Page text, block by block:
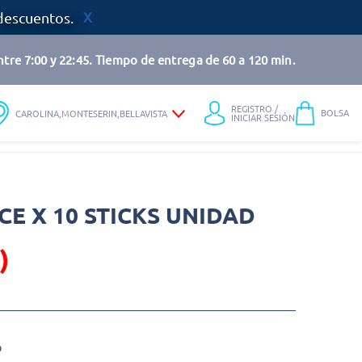
7:00 y 22:45. Tiempo de entrega de 60 a 120 min.
CAROLINA,MONTESERIN,BELLAVISTA REGISTRO /
INICIAR SESIÓN BOLSA
X 10 STICKS UNIDAD